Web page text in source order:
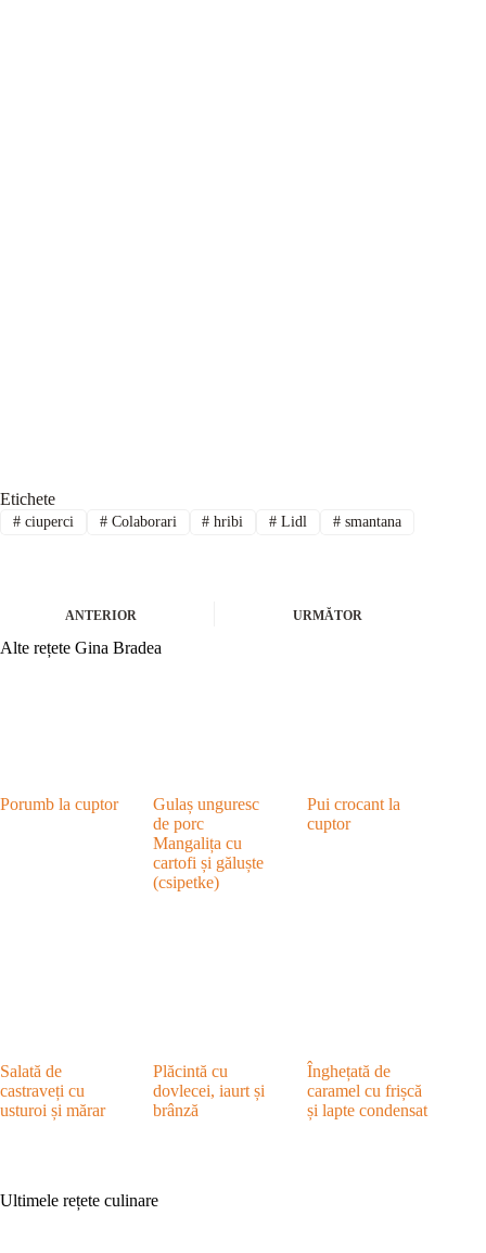
Etichete
#ciuperci #Colaborari # hribi # Lidl # smantana
ANTERIOR URMĂTOR
Alte rețete Gina Bradea
Porumb la cuptor
Gulaș unguresc
de porc
Mangalița cu
cartofi și găluște
(csipetke)
Pui crocant la
cuptor
Salată de
castraveți cu
usturoi și mărar
Plăcintă cu
dovlecei, iaurt și
brânză
Înghețată de
caramel cu frișcă
și lapte condensat
Ultimele rețete culinare